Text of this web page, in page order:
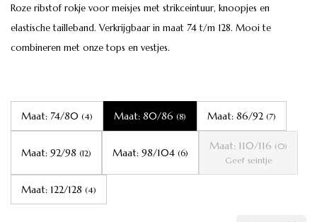
Roze ribstof rokje voor meisjes met strikceintuur, knoopjes en
elastische tailleband. Verkrijgbaar in maat 74 t/m 128. Mooi te
combineren met onze tops en vestjes.
Maat: 74/80 (4) Maat: 80/86 (8) Maat: 86/92 (7)
Maat: 92/98 (12) Maat: 98/104 (6)
Maat: 110/116 (0)
Geef seintje
Maat: 122/128 (4)